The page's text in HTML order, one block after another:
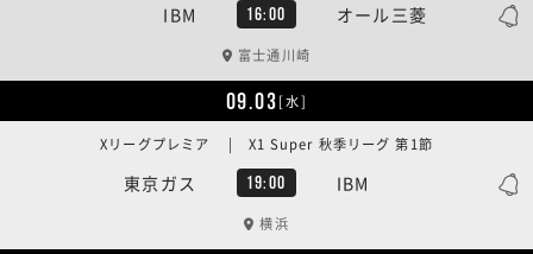
IBM 16:00 オール三菱
富士通川崎
09.03[水]
東京ガス 19:00 IBM
Xリーグプレミア | X1 Super 秋季リーグ 第1節
横浜